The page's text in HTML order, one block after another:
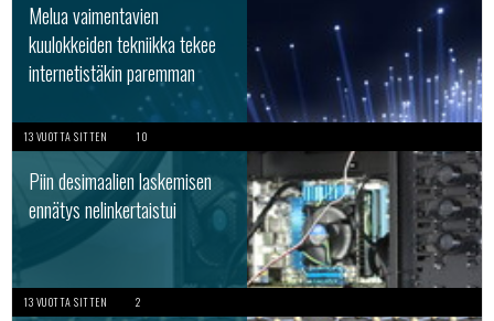
Melua vaimentavien
kuulokkeiden tekniikka tekee
internetistäkin paremman
13 VUOTTA SITTEN 10
Piin desimaalien laskemisen
ennätys nelinkertaistui
13 VUOTTA SITTEN 2